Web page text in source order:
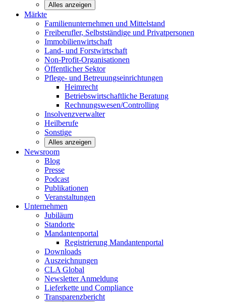
Alles anzeigen
Märkte
Familienunternehmen und Mittelstand
Freiberufler, Selbstständige und Privatpersonen
Immobilienwirtschaft
Land- und Forstwirtschaft
Non-Profit-Organisationen
Öffentlicher Sektor
Pflege- und Betreuungseinrichtungen
Heimrecht
Betriebswirtschaftliche Beratung
Rechnungswesen/Controlling
Insolvenzverwalter
Heilberufe
Sonstige
Alles anzeigen
Newsroom
Blog
Presse
Podcast
Publikationen
Veranstaltungen
Unternehmen
Jubiläum
Standorte
Mandantenportal
Registrierung Mandantenportal
Downloads
Auszeichnungen
CLAGlobal
NewsletterAnmeldung
Lieferkette und Compliance
Transparenzbericht